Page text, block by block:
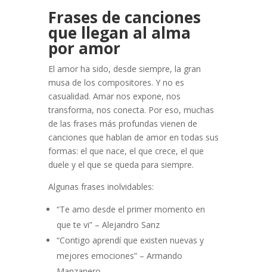
Frases de canciones
que llegan al alma
por amor
El amor ha sido, desde siempre, la gran
musa de los compositores. Y no es
casualidad. Amar nos expone, nos
transforma, nos conecta. Por eso, muchas
de las frases más profundas vienen de
canciones que hablan de amor en todas sus
formas: el que nace, el que crece, el que
duele y el que se queda para siempre.
Algunas frases inolvidables:
“Te amo desde el primer momento en
que te vi” – Alejandro Sanz
“Contigo aprendí que existen nuevas y
mejores emociones” – Armando